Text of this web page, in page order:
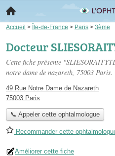
Accueil > Île-de-France > Paris > 3ème
Docteur
Cette fiche présente
notre dame de nazareth, 75003 Paris.
49 Rue Notre Dame de Nazareth
75003 Paris
📞 Appeler cette ophtalmologue
Recommander cette
Améliorer cette fiche